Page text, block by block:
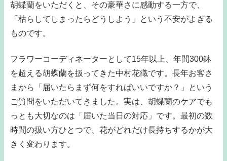
胡蝶蘭をいただくと、その豪華さに感動する一方で、
「枯らしてしまったらどうしよう」という不安がよぎる
ものです。
フラワーコーディネーターとして15年以上、年間300鉢
を超える胡蝶蘭を扱ってきた中村花織です。長年お客さ
まから「届いたらまず何をすればいいですか？」という
ご質問をいただいてきました。実は、胡蝶蘭のケアでも
っとも大切なのは「届いた当日の対応」です。最初の数
時間の扱い方ひとつで、花がどれだけ長持ちするかが大
きく変わります。